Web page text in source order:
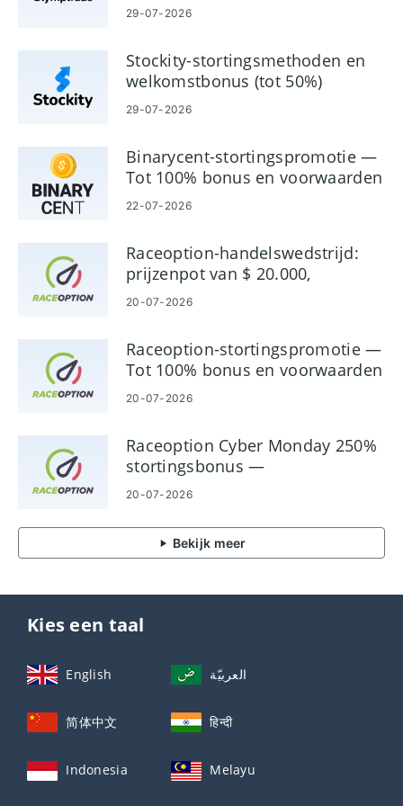
- Demo-account
aanmeldingsverplichting
- Beschikbaar in 22
talen
- Accepteert
- Gereguleerd en
betrouwbaar
- Verschillende
vormen van storten /
- Chatbox en
ondersteunend
verwijzingen
29-07-2026
Stockity-stortingsmethoden en
welkomstbonus (tot 50%)
29-07-2026
Binarycent-stortingspromotie —
Tot 100% bonus en voorwaarden
22-07-2026
Raceoption-handelswedstrijd:
prijzenpot van $ 20.000,
deelname en regels
20-07-2026
Raceoption-stortingspromotie —
Tot 100% bonus en voorwaarden
20-07-2026
Raceoption Cyber ​​Monday 250%
stortingsbonus —
Promotiedetails
20-07-2026
Bekijk meer
Kies een taal
English العربيّة
简体中文 हिन्दी
Indonesia Melayu